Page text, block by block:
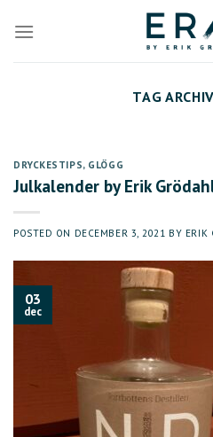
TAG
DRYCKESTIPS, GLÖGG
Julkalender by Erik
POSTED ON DECEMBER 3, 2021 BY ERIK
03
dec